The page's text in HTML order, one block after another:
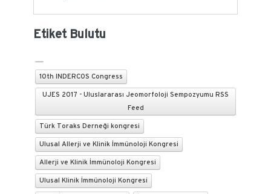
Etiket Bulutu
10th INDERCOS Congress
UJES 2017 - Uluslararası Jeomorfoloji Sempozyumu RSS
Feed
Türk Toraks Derneği kongresi
Ulusal Allerji ve Klinik İmmünoloji Kongresi
Allerji ve Klinik İmmünoloji Kongresi
Ulusal Klinik İmmünoloji Kongresi